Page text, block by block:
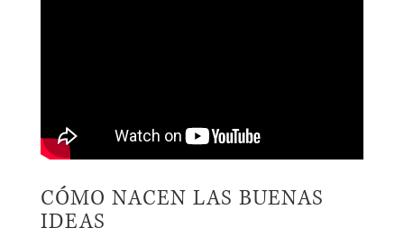
CÓMO NACEN LAS BUENAS
IDEAS